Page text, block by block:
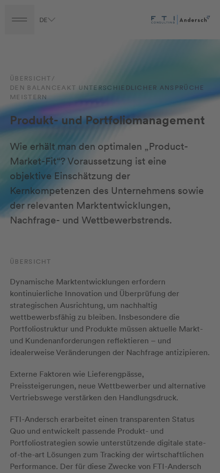
DE
Turnaround Transaction
ÜBERSICHT /
DEN BALANCEAKT UNTERSCHIEDLICHER ANSPRÜCHE
MEISTERN
Produkt- und Portfoliomanagement
Wie erhält man den optimalen „Product-
Market-Fit“? Voraussetzung ist eine
objektive Einschätzung der
Kernkompetenzen des Unternehmens sowie
der relevanten Marktentwicklungen,
Nachfrage- und Wettbewerbstrends.
Vorteile
ÜBERSICHT
Dynamische Marktentwicklungen erfordern
kontinuierliche Innovation und Überprüfung der
strategischen Ausrichtung, um nachhaltig
wettbewerbsfähig zu bleiben. Insbesondere die
Portfoliostruktur und Produkte müssen aktuelle Markt-
und Kundenanforderungen reflektieren – und
idealerweise Veränderungen der Nachfrage antizipieren.
Externe Faktoren wie Lieferengpässe,
Preissteigerungen, neue Wettbewerber und alternative
Vertriebswege verstärken den Handlungsdruck.
FTI-Andersch erarbeitet einen transparenten Status
Quo und entwickelt passende Produkt- und
Portfoliostrategien sowie unterstützende digitale state-
of-the-art Lösungen zum Tracking der wirtschaftlichen
Performance. Der für diese Zwecke von FTI-Andersch